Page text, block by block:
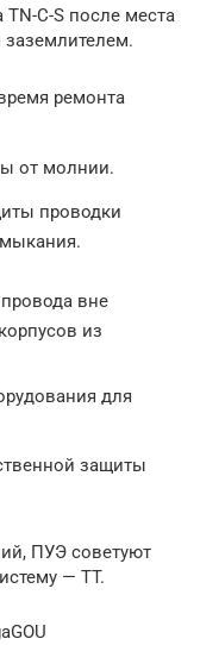
C-S после места
заземлителем.
ремонта
от молнии.
проводки
вне
из
для
защиты
ПУЭ советуют
— TT.